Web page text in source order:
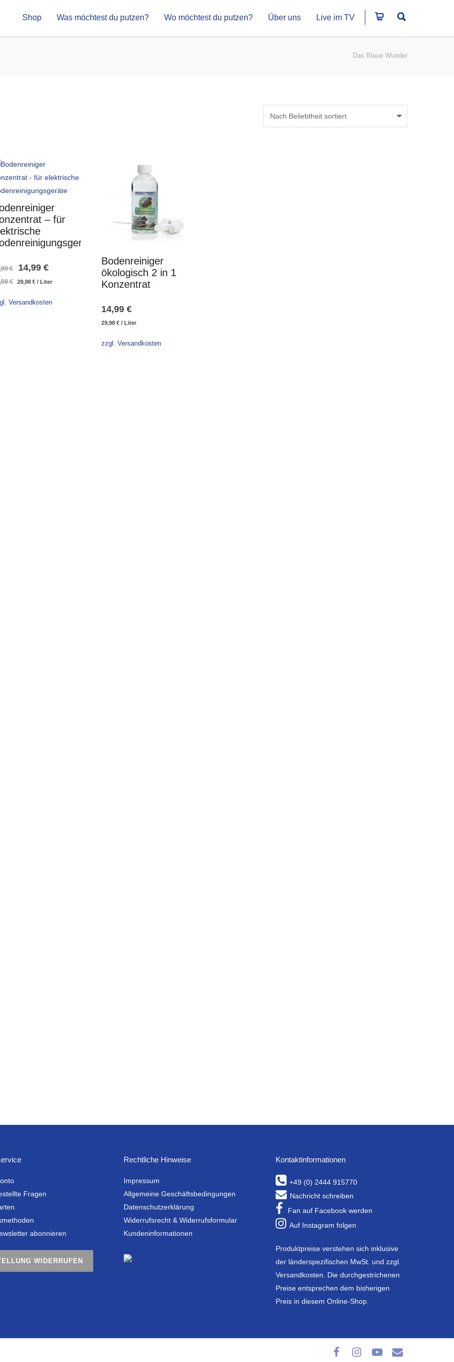
Shop Was möchtest du putzen? Wo möchtest du putzen? Über uns Live im TV
Das Blaue Wunder
– für
€
Ursprünglicher
Preis
war:
14,99 €Aktueller
Preis
ist:
€ 29,98 € / Liter
Versandkosten
Bodenreiniger
ökologisch 2 in 1
Konzentrat
14,99 €
29,98 €/ Liter
zzgl. Versandkosten
Fragen
abonnieren
WIDERRUFEN
Rechtliche Hinweise
Impressum
Allgemeine Geschäftsbedingungen
Datenschutzerklärung
Widerrufsrecht & Widerrufsformular
Kundeninformationen
Kontaktinformationen
+49 (0) 2444 915770
Nachricht schreiben
Fan auf Facebook werden
Auf Instagram folgen
Produktpreise verstehen sich inklusive
der länderspezifischen MwSt. und zzgl.
Versandkosten. Die durchgestrichenen
Preise entsprechen dem bisherigen
Preis in diesem Online-Shop.